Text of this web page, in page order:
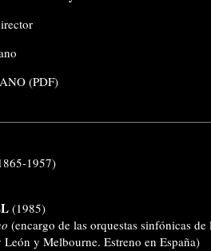
(PDF)
1957)
(1985)
(encargo de las orquestas sinfónicas
León y Melbourne. Estreno en España)